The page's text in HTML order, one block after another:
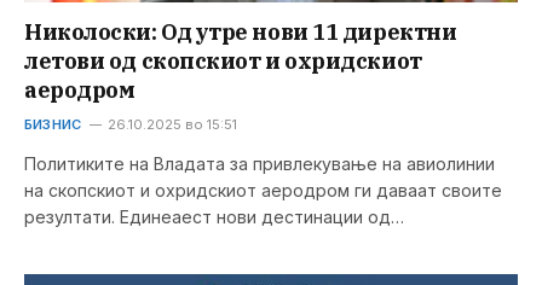
Николоски: Од утре нови 11 директни
летови од скопскиот и охридскиот
аеродром
БИЗНИС 26.10.2025 во 15:51
Политиките на Владата за привлекување на авиолинии
на скопскиот и охридскиот аеродром ги даваат своите
резултати. Единеаест нови дестинации од…